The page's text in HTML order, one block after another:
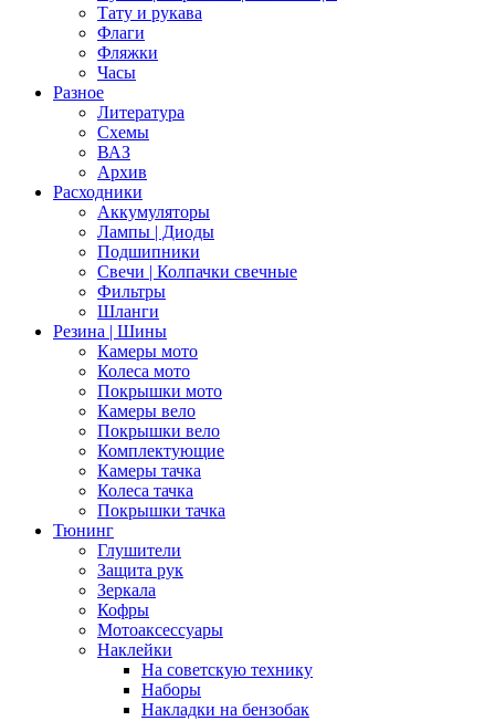
Тату и рукава
Флаги
Фляжки
Часы
Разное
Литература
Схемы
ВАЗ
Архив
Расходники
Аккумуляторы
Лампы | Диоды
Подшипники
Свечи | Колпачки свечные
Фильтры
Шланги
Резина | Шины
Камеры мото
Колеса мото
Покрышки мото
Камеры вело
Покрышки вело
Комплектующие
Камеры тачка
Колеса тачка
Покрышки тачка
Тюнинг
Глушители
Защита рук
Зеркала
Кофры
Мотоаксессуары
Наклейки
На советскую технику
Наборы
Накладки на бензобак